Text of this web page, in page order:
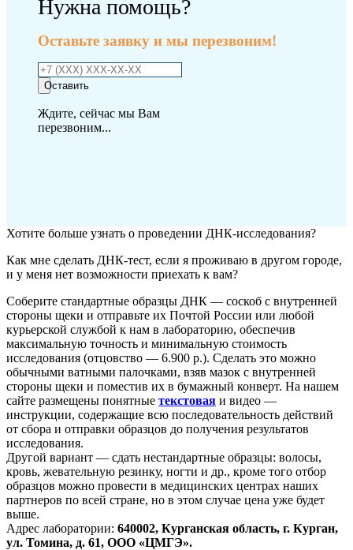
Нужна помощь?
Оставьте заявку и мы перезвоним!
Оставить
Ждите, сейчас мы Вам
перезвоним...
Хотите больше узнать о проведении ДНК-исследования?
Как мне сделать ДНК-тест, если я проживаю в другом городе,
и у меня нет возможности приехать к вам?
Соберите стандартные образцы ДНК — соскоб с внутренней
стороны щеки и отправьте их Почтой России или любой
курьерской службой к нам в лабораторию, обеспечив
максимальную точность и минимальную стоимость
исследования (отцовство — 6.900 р.). Сделать это можно
обычными ватными палочками, взяв мазок с внутренней
стороны щеки и поместив их в бумажный конверт. На нашем
сайте размещены понятные текстовая и видео —
инструкции, содержащие всю последовательность действий
от сбора и отправки образцов до получения результатов
исследования.
Другой вариант — сдать нестандартные образцы: волосы,
кровь, жевательную резинку, ногти и др., кроме того отбор
образцов можно провести в медицинских центрах наших
партнеров по всей стране, но в этом случае цена уже будет
выше.
Адрес лаборатории: 640002, Курганская область, г. Курган,
ул. Томина, д. 61, ООО «ЦМГЭ».